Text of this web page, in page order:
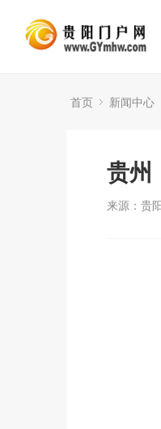
首页 新闻中心
贵州
来源：贵